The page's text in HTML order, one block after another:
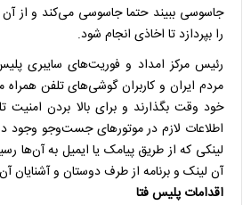
جاسوسی ببیند حتما جاسوسی می‌کند و از
را بپردازد تا اخاذی انجام شود.
رئیس مرکز امداد و فوریت‌های سایبری
مردم ایران و کاربران گوشی‌های تلفن
خود وقت بگذارند و برای بالا بردن امنیت
اطلاعات لازم در موتورهای جست‌وجو وجود
لینکی که از طریق پیامک یا ایمیل به آن‌ها
آن لینک و برنامه از طرف دوستان و آشنایان
اقدامات پلیس فتا